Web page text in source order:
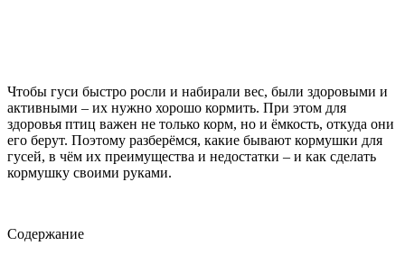
Чтобы гуси быстро росли и набирали вес, были здоровыми и
активными – их нужно хорошо кормить. При этом для
здоровья птиц важен не только корм, но и ёмкость, откуда они
его берут. Поэтому разберёмся, какие бывают кормушки для
гусей, в чём их преимущества и недостатки – и как сделать
кормушку своими руками.
Содержание